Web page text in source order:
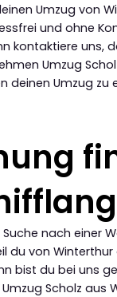
Umzug von
und ohne
kontaktiere uns,
Umzug
deinen Umzug zu
nach einer
du von
bist du bei uns
Scholz aus